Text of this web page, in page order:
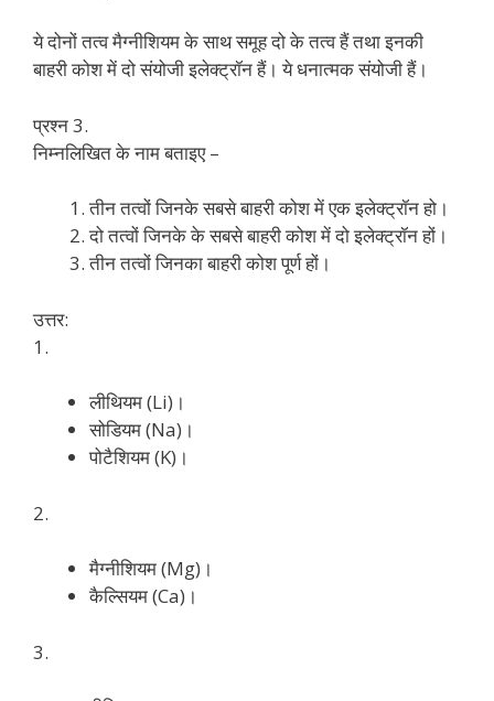
ये दोनों तत्व मैग्नीशियम के साथ समूह दो के तत्व हैं तथा इनकी
बाहरी कोश में दो संयोजी इलेक्ट्रॉन हैं। ये धनात्मक संयोजी हैं।
प्रश्न 3.
निम्नलिखित के नाम बताइए –
तीन तत्वों जिनके सबसे बाहरी कोश में एक इलेक्ट्रॉन हो।
दो तत्वों जिनके के सबसे बाहरी कोश में दो इलेक्ट्रॉन हों।
तीन तत्वों जिनका बाहरी कोश पूर्ण हों।
उत्तर:
1.
लीथियम (Li)।
सोडियम (Na)।
पोटैशियम (K)।
2.
मैग्नीशियम (Mg)।
कैल्सियम (Ca)।
3.